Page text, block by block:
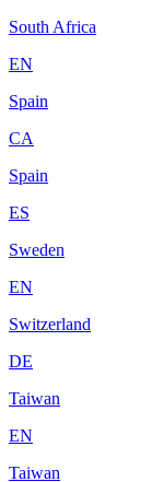
South Africa
EN
Spain
CA
Spain
ES
Sweden
EN
Switzerland
DE
Taiwan
EN
Taiwan